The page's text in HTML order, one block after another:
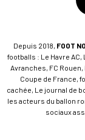
Depuis 2018, FOOT
footballs : Le Havre AC,
Avranches, FC Rouen,
Coupe de France,
cachée, Le journal de
les acteurs du ballon
sociaux